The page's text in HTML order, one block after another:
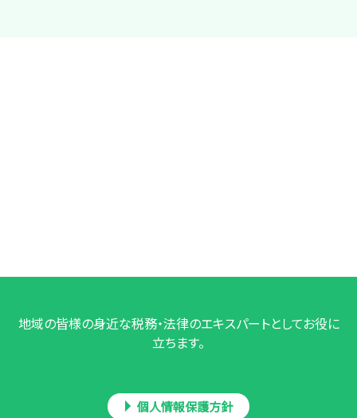
地域の皆様の身近な税務・法律のエキスパートとしてお役に
立ちます。
個人情報保護方針